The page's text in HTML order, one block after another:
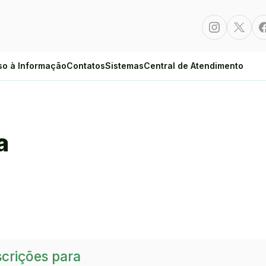
Instagram
à InformaçãoContatosSistemasCentral de Atendimento
para